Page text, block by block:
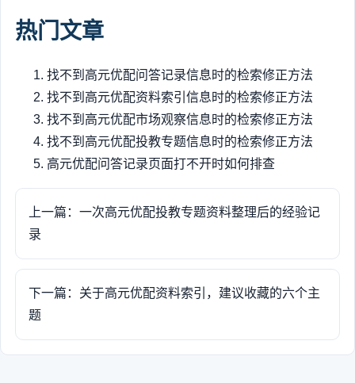
热门文章
找不到高元优配问答记录信息时的检索修正方法
找不到高元优配资料索引信息时的检索修正方法
找不到高元优配市场观察信息时的检索修正方法
找不到高元优配投教专题信息时的检索修正方法
高元优配问答记录页面打不开时如何排查
上一篇：一次高元优配投教专题资料整理后的经验记
录
下一篇：关于高元优配资料索引，建议收藏的六个主
题